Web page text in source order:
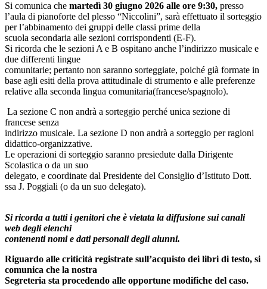
Si comunica che martedì 30 giugno 2026 alle ore 9:30, presso
l’aula di pianoforte del plesso “Niccolini”, sarà effettuato il sorteggio
per l’abbinamento dei gruppi delle classi prime della
scuola secondaria alle sezioni corrispondenti (E-F).
Si ricorda che le sezioni A e B ospitano anche l’indirizzo musicale e
due differenti lingue
comunitarie; pertanto non saranno sorteggiate, poiché già formate in
base agli esiti della prova attitudinale di strumento e alle preferenze
relative alla seconda lingua comunitaria(francese/spagnolo).
La sezione C non andrà a sorteggio perché unica sezione di
francese senza
indirizzo musicale. La sezione D non andrà a sorteggio per ragioni
didattico-organizzative.
Le operazioni di sorteggio saranno presiedute dalla Dirigente
Scolastica o da un suo
delegato, e coordinate dal Presidente del Consiglio d’Istituto Dott.
ssa J. Poggiali (o da un suo delegato).
Si ricorda a tutti i genitori che è vietata la diffusione sui canali
web degli elenchi
contenenti nomi e dati personali degli alunni.
Riguardo alle criticità registrate sull’acquisto dei libri di testo, si
comunica che la nostra
Segreteria sta procedendo alle opportune modifiche del caso.